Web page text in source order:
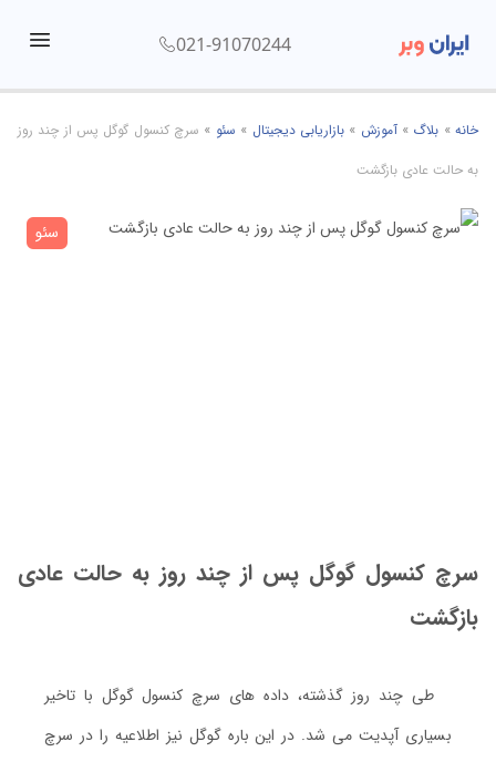
021-91070244
خانه» بلاگ »آموزش »بازاریابی دیجیتال » سئو » سرچ کنسول گوگل پس از چند روز
به حالت عادی بازگشت
سئو
سرچ کنسول گوگل پس از چند روز به حالت عادی
بازگشت
طی چند روز گذشته، داده های سرچ کنسول گوگل با تاخیر
بسیاری آپدیت می شد. در این باره گوگل نیز اطلاعیه را در سرچ